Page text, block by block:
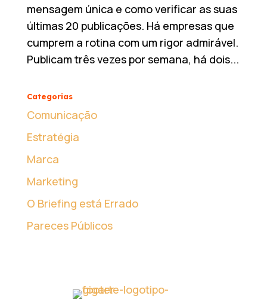
mensagem única e como verificar as suas
últimas 20 publicações. Há empresas que
cumprem a rotina com um rigor admirável.
Publicam três vezes por semana, há dois...
Categorias
Comunicação
Estratégia
Marca
Marketing
O Briefing está Errado
Pareces Públicos